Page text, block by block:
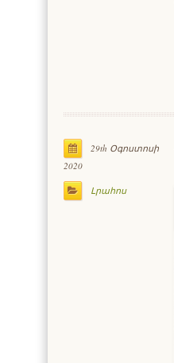
29th Օգոստոսի
2020
Լրահոս